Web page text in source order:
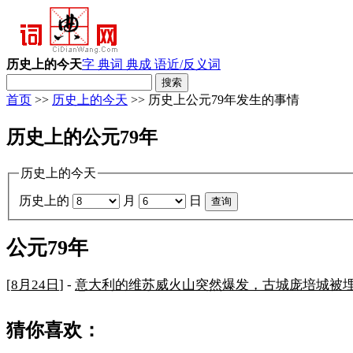
历史上的今天字 典词 典成 语近/反义词
首页 >> 历史上的今天 >> 历史上公元79年发生的事情
历史上的公元79年
历史上的今天
历史上的 月 日
公元79年
[8月24日 ] - 意大利的维苏威火山突然爆发，古城庞培城被
猜你喜欢：